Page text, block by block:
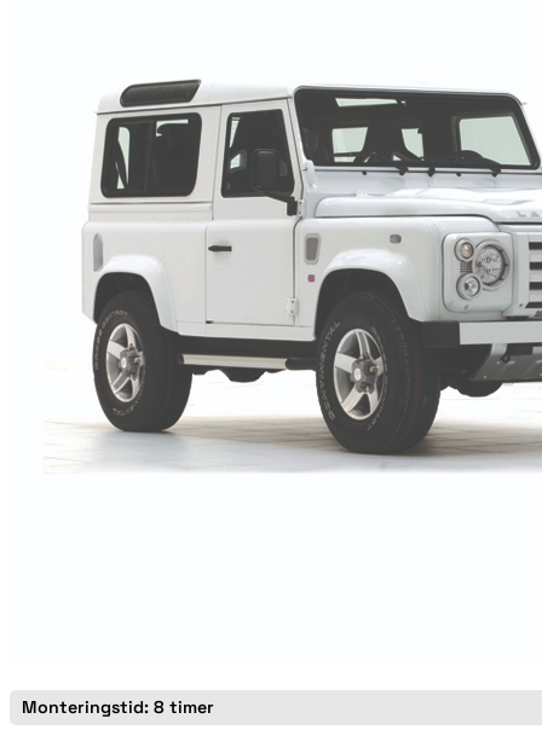
Monteringstid: 8 timer